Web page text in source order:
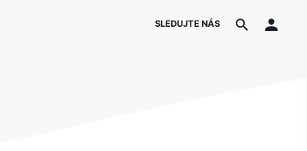
SLEDUJTE NÁS